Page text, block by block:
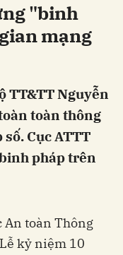
"binh
mạng
TT&TT Nguyễn
toàn thông
Cục ATTT
pháp trên
An toàn Thông
kỷ niệm 10
Gửi